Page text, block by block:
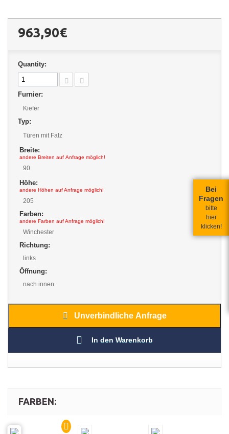
963,90€
Quantity:
Furnier:
Kiefer
Typ:
Türen mit Falz
Breite:
andere Breiten auf Anfrage möglich!
90
Höhe:
andere Höhen auf Anfrage möglich!
205
Farben:
andere Farben auf Anfrage möglich!
Winchester
Richtung:
links
Öffnung:
nach innen
Unverbindliche Anfrage
In den Warenkorb
FARBEN:
Bei
Fragen
bitte
hier
klicken!